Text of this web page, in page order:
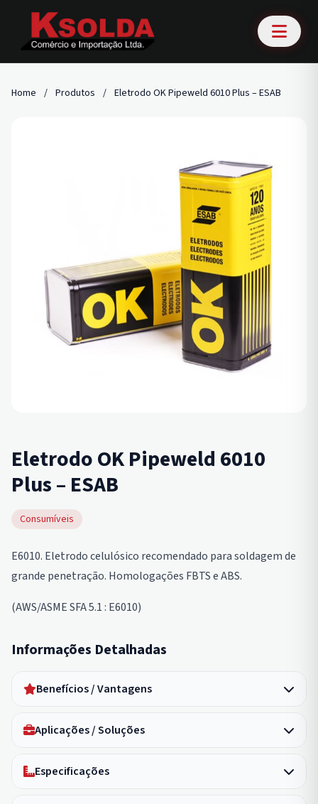
Home / Produtos / Eletrodo OK Pipeweld 6010 Plus – ESAB
Eletrodo OK Pipeweld 6010
Plus – ESAB
Consumíveis
E6010. Eletrodo celulósico recomendado para soldagem de
grande penetração. Homologações FBTS e ABS.
(AWS/ASME SFA 5.1 : E6010)
Informações Detalhadas
Benefícios / Vantagens
Aplicações / Soluções
Especificações